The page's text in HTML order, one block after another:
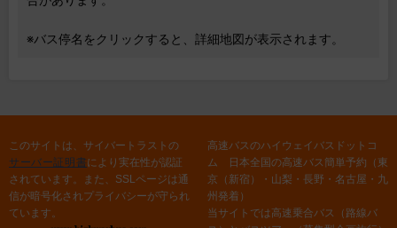
※バス停名をクリックすると、詳細地図が表示されます。
このサイトは、サイバートラストの
サーバー証明書により実在性が認証
されています。また、SSLページは通
信が暗号化されプライバシーが守られ
ています。
高速バスのハイウェイバスドットコ
ム 日本全国の高速バス簡単予約（東
京（新宿）・山梨・長野・名古屋・九
州発着）
当サイトでは高速乗合バス（路線バ